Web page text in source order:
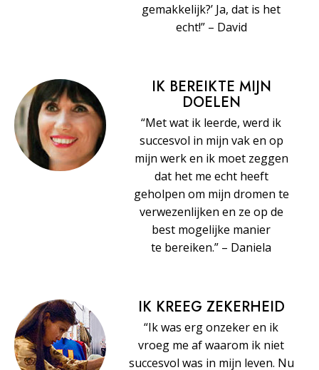
gemakkelijk?’ Ja, dat is het
echt!” – David
IK BEREIKTE MIJN
DOELEN
“Met wat ik leerde, werd ik
succesvol in mijn vak en op
mijn werk en ik moet zeggen
dat het me echt heeft
geholpen om mijn dromen te
verwezenlijken en ze op de
best mogelijke manier
te bereiken.” – Daniela
IK KREEG ZEKERHEID
“Ik was erg onzeker en ik
vroeg me af waarom ik niet
succesvol was in mijn leven. Nu